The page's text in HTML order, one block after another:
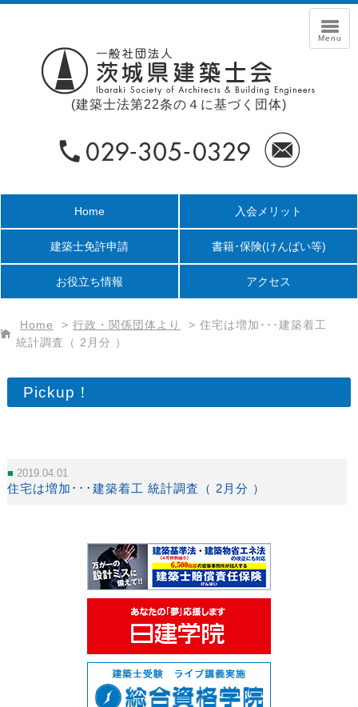
(建築士法第22条の４に基づく団体)
Home 入会メリット
建築士免許申請 書籍･保険(けんばい等)
お役立ち情報 アクセス
Home > 行政・関係団体より > 住宅は増加･･･建築着工
統計調査（ 2月分 ）
Pickup！
2019.04.01
住宅は増加･･･建築着工 統計調査（ 2月分 ）